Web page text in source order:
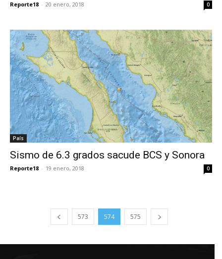
Reporte18 - 20 enero, 2018 0
País
Sismo de 6.3 grados sacude BCS y Sonora
Reporte18 - 19 enero, 2018 0
573 574 575